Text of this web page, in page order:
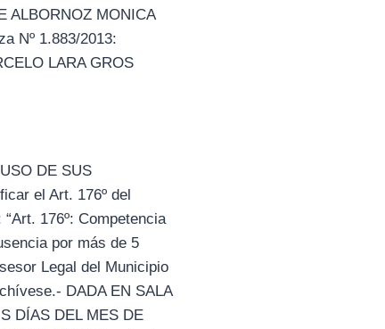
ALBORNOZ MONICA
Nº 1.883/2013:
LARA GROS
DE SUS
el Art. 176º del
176º: Competencia
por más de 5
Legal del Municipio
DADA EN SALA
DÍAS DEL MES DE